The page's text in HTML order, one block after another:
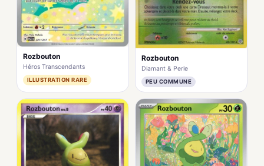
Rozbouton
Héros Transcendants
ILLUSTRATION RARE
Rozbouton
Diamant & Perle
PEU COMMUNE